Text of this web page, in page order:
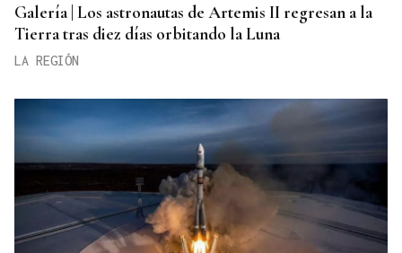
Galería | Los astronautas de Artemis II regresan a la
Tierra tras diez días orbitando la Luna
LA REGIÓN